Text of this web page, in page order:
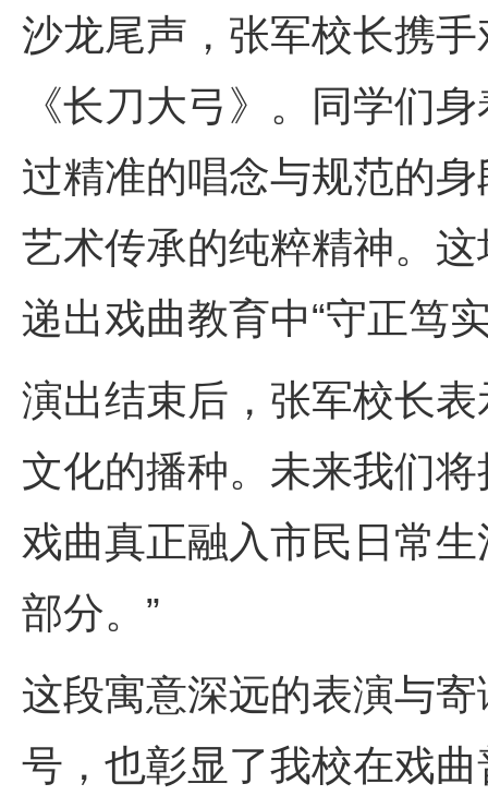
沙龙尾声，张军校长携
《长刀大弓》。同学们
过精准的唱念与规范的
艺术传承的纯粹精神。
递出戏曲教育中“守正笃
演出结束后，张军校长表
文化的播种。未来我们
戏曲真正融入市民日常
部分。”
这段寓意深远的表演与
号，也彰显了我校在戏